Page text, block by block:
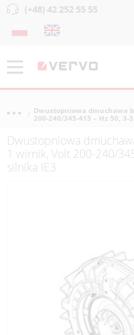
(+48) 42 252 55 55
Dwustopniowa dmuchawa
200-240/345-415 – Hz 50,
Dwustopniowa
1 wirnik, Volt 200-240/
silnika IE3